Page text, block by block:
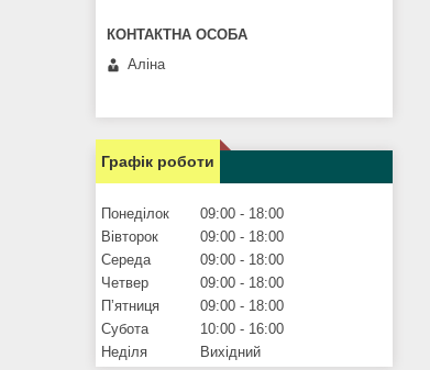
Аліна
Графік роботи
Понеділок 09:00
18:00
Вівторок
09:00
18:00
Середа
09:00
18:00
Четвер
09:00
18:00
Пʼятниця
09:00
18:00
Субота
10:00
16:00
Неділя
Вихідний